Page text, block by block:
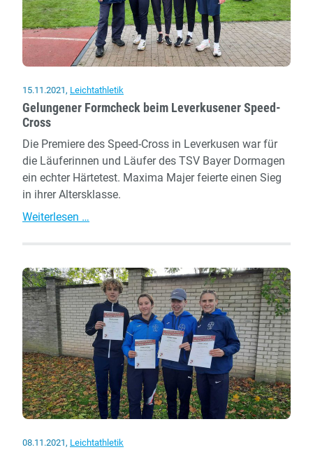
15.11.2021 , Leichtathletik
Gelungener Formcheck beim Leverkusener Speed-
Cross
Die Premiere des Speed-Cross in Leverkusen war für
die Läuferinnen und Läufer des TSV Bayer Dormagen
ein echter Härtetest. Maxima Majer feierte einen Sieg
in ihrer Altersklasse.
Weiterlesen …
Leverkusener
Speed-
Cross
08.11.2021 , Leichtathletik